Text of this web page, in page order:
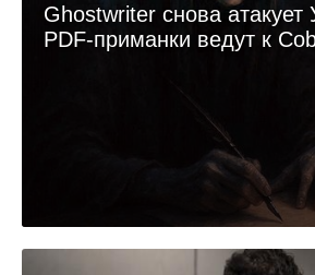
Ghostwriter снова атакует
PDF-приманки ведут к